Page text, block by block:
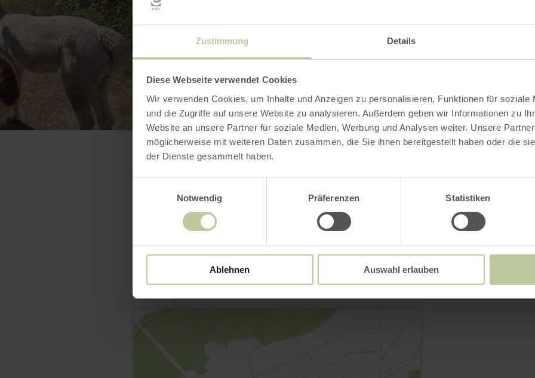
Zustimmung Details
Diese Webseite verwendet Cookies
Wir verwenden Cookies, um Inhalte und Anzeigen zu personalisieren, Funktionen für soziale
und die Zugriffe auf unsere Website zu analysieren. Außerdem geben wir Informationen zu
Website an unsere Partner für soziale Medien, Werbung und Analysen weiter. Unsere
möglicherweise mit weiteren Daten zusammen, die Sie ihnen bereitgestellt haben oder die
der Dienste gesammelt haben.
Notwendig
Präferenzen Statistiken
Ablehnen Auswahl erlauben
Contact